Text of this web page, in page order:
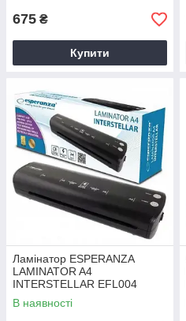
675 ₴
Купити
Ламінатор ESPERANZA
LAMINATOR A4
INTERSTELLAR EFL004
В наявності